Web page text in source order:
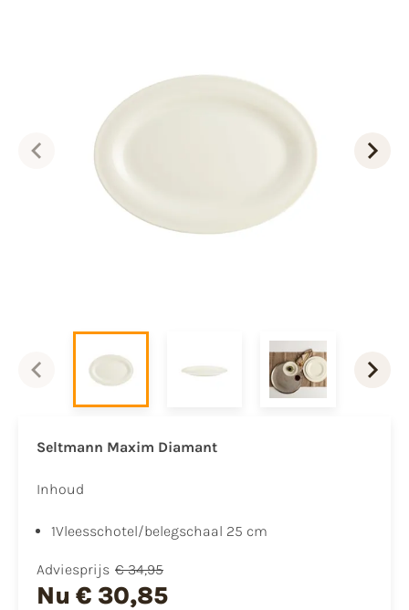
Seltmann Maxim Diamant
Inhoud
1Vleesschotel/belegschaal 25 cm
Adviesprijs € 34,95
Nu € 30,85